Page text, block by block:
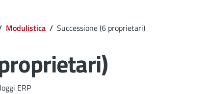
Modulistica / Successione (6 proprietari)
ERP